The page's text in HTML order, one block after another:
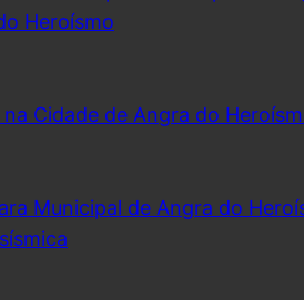
Heroísmo
Cidade de Angra do
Municipal de Angra do